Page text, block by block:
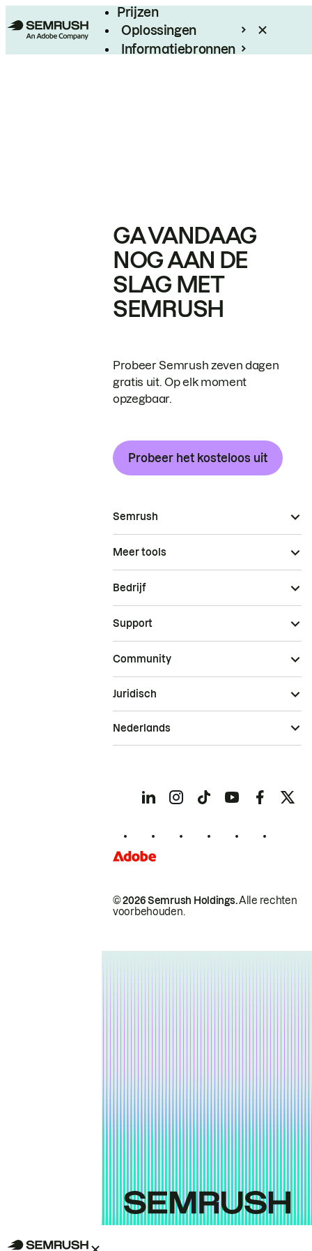
Prijzen
Oplossingen
Informatiebronnen
GA VANDAAG
NOG AAN DE
SLAG MET
SEMRUSH
Probeer Semrush zeven dagen
gratis uit. Op elk moment
opzegbaar.
Probeer het kosteloos uit
Semrush
Meer tools
Bedrijf
Support
Community
© 2026 Semrush Holdings.Alle rechten
voorbehouden.
Juridisch
Nederlands